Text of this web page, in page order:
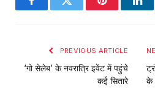
FacebookTwitter Pinterest
PREVIOUS ARTICLE
‘गो सेलेब’ के नवरात्रि इवेंट में पहुंचे
कई सितारे
के